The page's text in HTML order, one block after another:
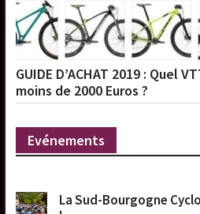
GUIDE D’ACHAT 2019 : Quel
moins de 2000 Euros ?
Evénements
La Sud-Bourgogne